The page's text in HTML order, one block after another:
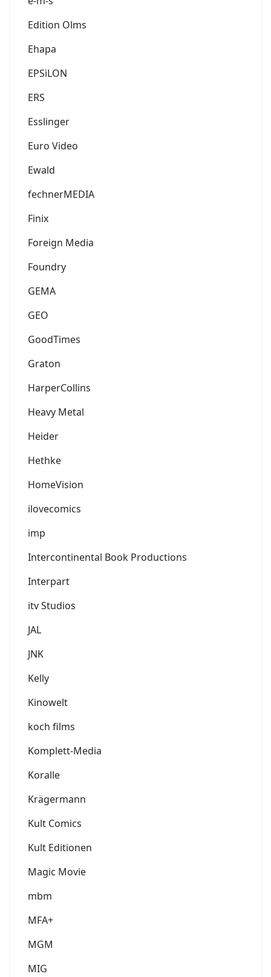
Edition Olms
Ehapa
EPSiLON
ERS
Esslinger
Euro Video
Ewald
fechnerMEDIA
Finix
Foreign Media
Foundry
GEMA
GEO
GoodTimes
Graton
HarperCollins
Heavy Metal
Heider
Hethke
HomeVision
ilovecomics
imp
Intercontinental Book Productions
Interpart
itv Studios
JAL
JNK
Kelly
Kinowelt
koch films
Komplett-Media
Koralle
Krägermann
Kult Comics
Kult Editionen
Magic Movie
mbm
MFA+
MGM
MIG